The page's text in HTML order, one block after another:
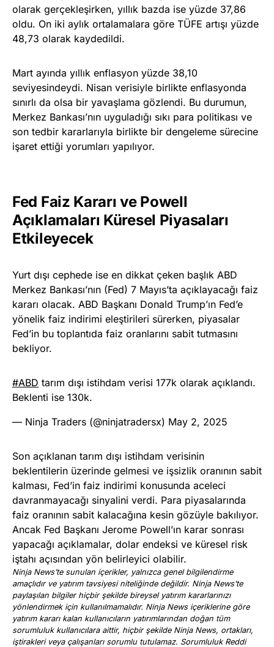
olarak gerçekleşirken, yıllık bazda ise yüzde 37,86
oldu. On iki aylık ortalamalara göre TÜFE artışı yüzde
48,73 olarak kaydedildi.
Mart ayında yıllık enflasyon yüzde 38,10
seviyesindeydi. Nisan verisiyle birlikte enflasyonda
sınırlı da olsa bir yavaşlama gözlendi. Bu durumun,
Merkez Bankası’nın uyguladığı sıkı para politikası ve
son tedbir kararlarıyla birlikte bir dengeleme sürecine
işaret ettiği yorumları yapılıyor.
Fed Faiz Kararı ve Powell
Açıklamaları Küresel Piyasaları
Etkileyecek
Yurt dışı cephede ise en dikkat çeken başlık ABD
Merkez Bankası’nın (Fed) 7 Mayıs’ta açıklayacağı faiz
kararı olacak. ABD Başkanı Donald Trump’ın Fed’e
yönelik faiz indirimi eleştirileri sürerken, piyasalar
Fed’in bu toplantıda faiz oranlarını sabit tutmasını
bekliyor.
#ABD tarım dışı istihdam verisi 177k olarak açıklandı.
Beklenti ise 130k.
— Ninja Traders (@ninjatradersx) May 2, 2025
Son açıklanan tarım dışı istihdam verisinin
beklentilerin üzerinde gelmesi ve işsizlik oranının sabit
kalması, Fed’in faiz indirimi konusunda aceleci
davranmayacağı sinyalini verdi. Para piyasalarında
faiz oranının sabit kalacağına kesin gözüyle bakılıyor.
Ancak Fed Başkanı Jerome Powell’ın karar sonrası
yapacağı açıklamalar, dolar endeksi ve küresel risk
iştahı açısından yön belirleyici olabilir.
Ninja News’te sunulan içerikler, yalnızca genel bilgilendirme
amaçlıdır ve yatırım tavsiyesi niteliğinde değildir. Ninja News’te
paylaşılan bilgiler hiçbir şekilde bireysel yatırım kararlarınızı
yönlendirmek için kullanılmamalıdır. Ninja News içeriklerine göre
yatırım kararı kalan kullanıcıların yatırımlarından doğan tüm
sorumluluk kullanıcılara aittir, hiçbir şekilde Ninja News, ortakları,
iştirakleri veya çalışanları sorumlu tutulamaz. Sorumluluk Reddi